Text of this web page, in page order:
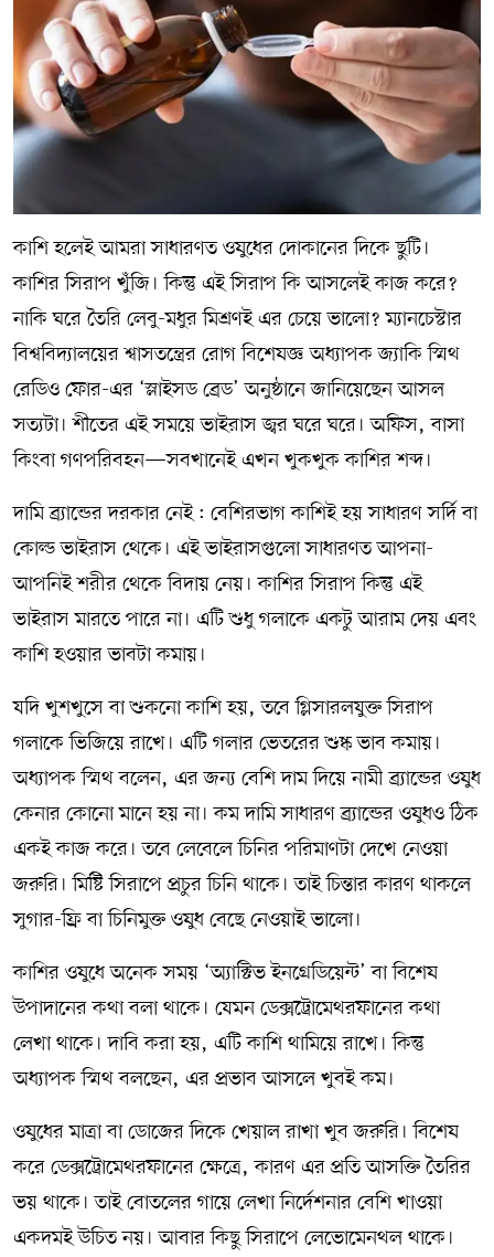
কাশি হলেই আমরা সাধারণত ওষুধের দোকানের দিকে ছুটি।
কাশির সিরাপ খুঁজি। কিন্তু এই সিরাপ কি আসলেই কাজ করে?
নাকি ঘরে তৈরি লেবু-মধুর মিশ্রণই এর চেয়ে ভালো? ম্যানচেস্টার
বিশ্ববিদ্যালয়ের শ্বাসতন্ত্রের রোগ বিশেষজ্ঞ অধ্যাপক জ্যাকি স্মিথ
রেডিও ফোর-এর ‘স্লাইসড ব্রেড’ অনুষ্ঠানে জানিয়েছেন আসল
সত্যটা। শীতের এই সময়ে ভাইরাস জ্বর ঘরে ঘরে। অফিস, বাসা
কিংবা গণপরিবহন—সবখানেই এখন খুকখুক কাশির শব্দ।
দামি ব্র্যান্ডের দরকার নেই : বেশিরভাগ কাশিই হয় সাধারণ সর্দি বা
কোল্ড ভাইরাস থেকে। এই ভাইরাসগুলো সাধারণত আপনা-
আপনিই শরীর থেকে বিদায় নেয়। কাশির সিরাপ কিন্তু এই
ভাইরাস মারতে পারে না। এটি শুধু গলাকে একটু আরাম দেয় এবং
কাশি হওয়ার ভাবটা কমায়।
যদি খুশখুসে বা শুকনো কাশি হয়, তবে গ্লিসারলযুক্ত সিরাপ
গলাকে ভিজিয়ে রাখে। এটি গলার ভেতরের শুষ্ক ভাব কমায়।
অধ্যাপক স্মিথ বলেন, এর জন্য বেশি দাম দিয়ে নামী ব্র্যান্ডের ওষুধ
কেনার কোনো মানে হয় না। কম দামি সাধারণ ব্র্যান্ডের ওষুধও ঠিক
একই কাজ করে। তবে লেবেলে চিনির পরিমাণটা দেখে নেওয়া
জরুরি। মিষ্টি সিরাপে প্রচুর চিনি থাকে। তাই চিন্তার কারণ থাকলে
সুগার-ফ্রি বা চিনিমুক্ত ওষুধ বেছে নেওয়াই ভালো।
কাশির ওষুধে অনেক সময় ‘অ্যাক্টিভ ইনগ্রেডিয়েন্ট’ বা বিশেষ
উপাদানের কথা বলা থাকে। যেমন ডেক্সট্রোমেথরফানের কথা
লেখা থাকে। দাবি করা হয়, এটি কাশি থামিয়ে রাখে। কিন্তু
অধ্যাপক স্মিথ বলছেন, এর প্রভাব আসলে খুবই কম।
ওষুধের মাত্রা বা ডোজের দিকে খেয়াল রাখা খুব জরুরি। বিশেষ
করে ডেক্সট্রোমেথরফানের ক্ষেত্রে, কারণ এর প্রতি আসক্তি তৈরির
ভয় থাকে। তাই বোতলের গায়ে লেখা নির্দেশনার বেশি খাওয়া
একদমই উচিত নয়। আবার কিছু সিরাপে লেভোমেনথল থাকে।